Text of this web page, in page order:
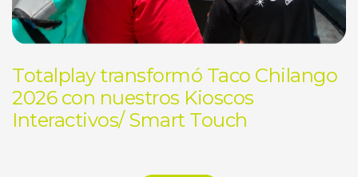
Totalplay transformó Taco Chilango
2026 con nuestros Kioscos
Interactivos/ Smart Touch